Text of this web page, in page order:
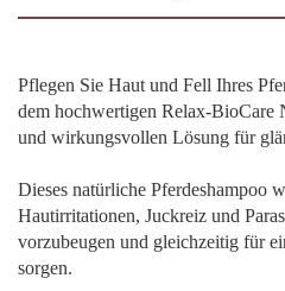
Pflegen Sie Haut und Fell Ihres
dem hochwertigen Relax-BioCare
und wirkungsvollen Lösung für
Dieses natürliche Pferdeshampoo
Hautirritationen, Juckreiz und
vorzubeugen und gleichzeitig für
sorgen.